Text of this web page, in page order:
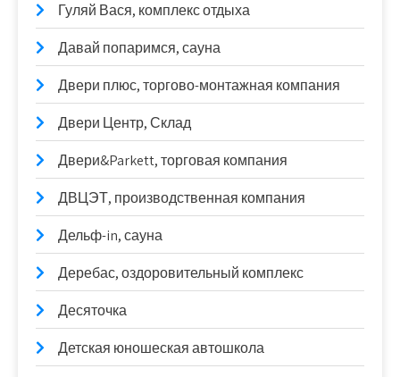
Гуляй Вася, комплекс отдыха
Давай попаримся, сауна
Двери плюс, торгово-монтажная компания
Двери Центр, Склад
Двери&Parkett, торговая компания
ДВЦЭТ, производственная компания
Дельф-in, сауна
Деребас, оздоровительный комплекс
Десяточка
Детская юношеская автошкола